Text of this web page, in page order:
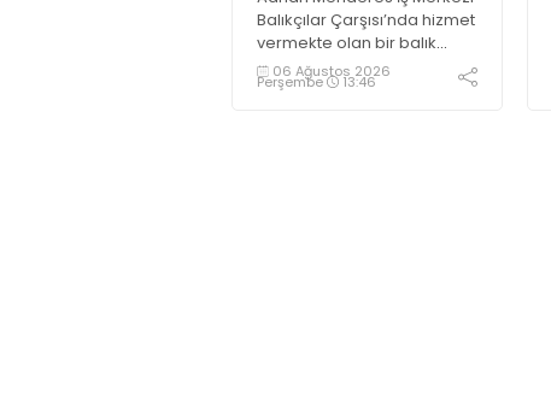
Balıkçılar Çarşısı’nda hizmet
vermekte olan bir balık
restoranının işletme
sahiplerinden Emrah
06 Ağustos 2026
Perşembe 13:46